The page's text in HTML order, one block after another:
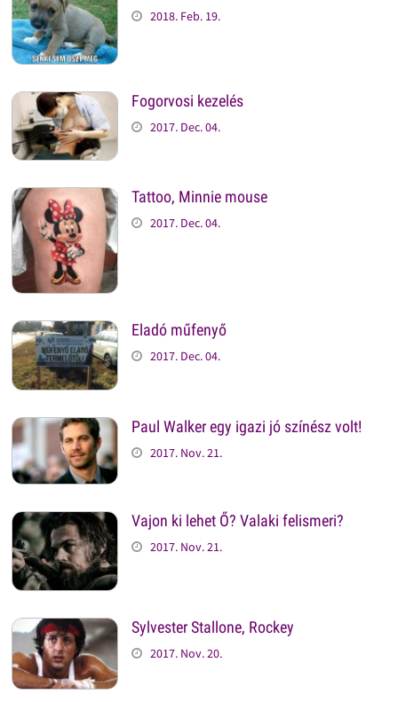
2018. Feb. 19.
Fogorvosi kezelés
2017. Dec. 04.
Tattoo, Minnie mouse
2017. Dec. 04.
Eladó műfenyő
2017. Dec. 04.
Paul Walker egy igazi jó színész volt!
2017. Nov. 21.
Vajon ki lehet Ő? Valaki felismeri?
2017. Nov. 21.
Sylvester Stallone, Rockey
2017. Nov. 20.